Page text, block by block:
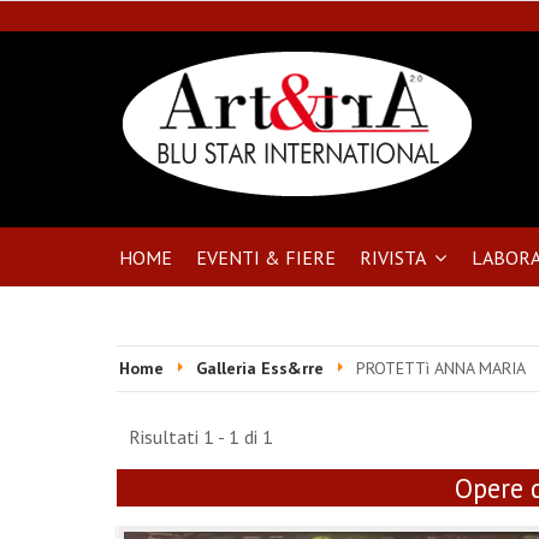
HOME EVENTI & FIERE RIVISTA
Home Galleria Ess&rre PROTETTì ANNA MARIA
Risultati 1 - 1 di 1
Opere